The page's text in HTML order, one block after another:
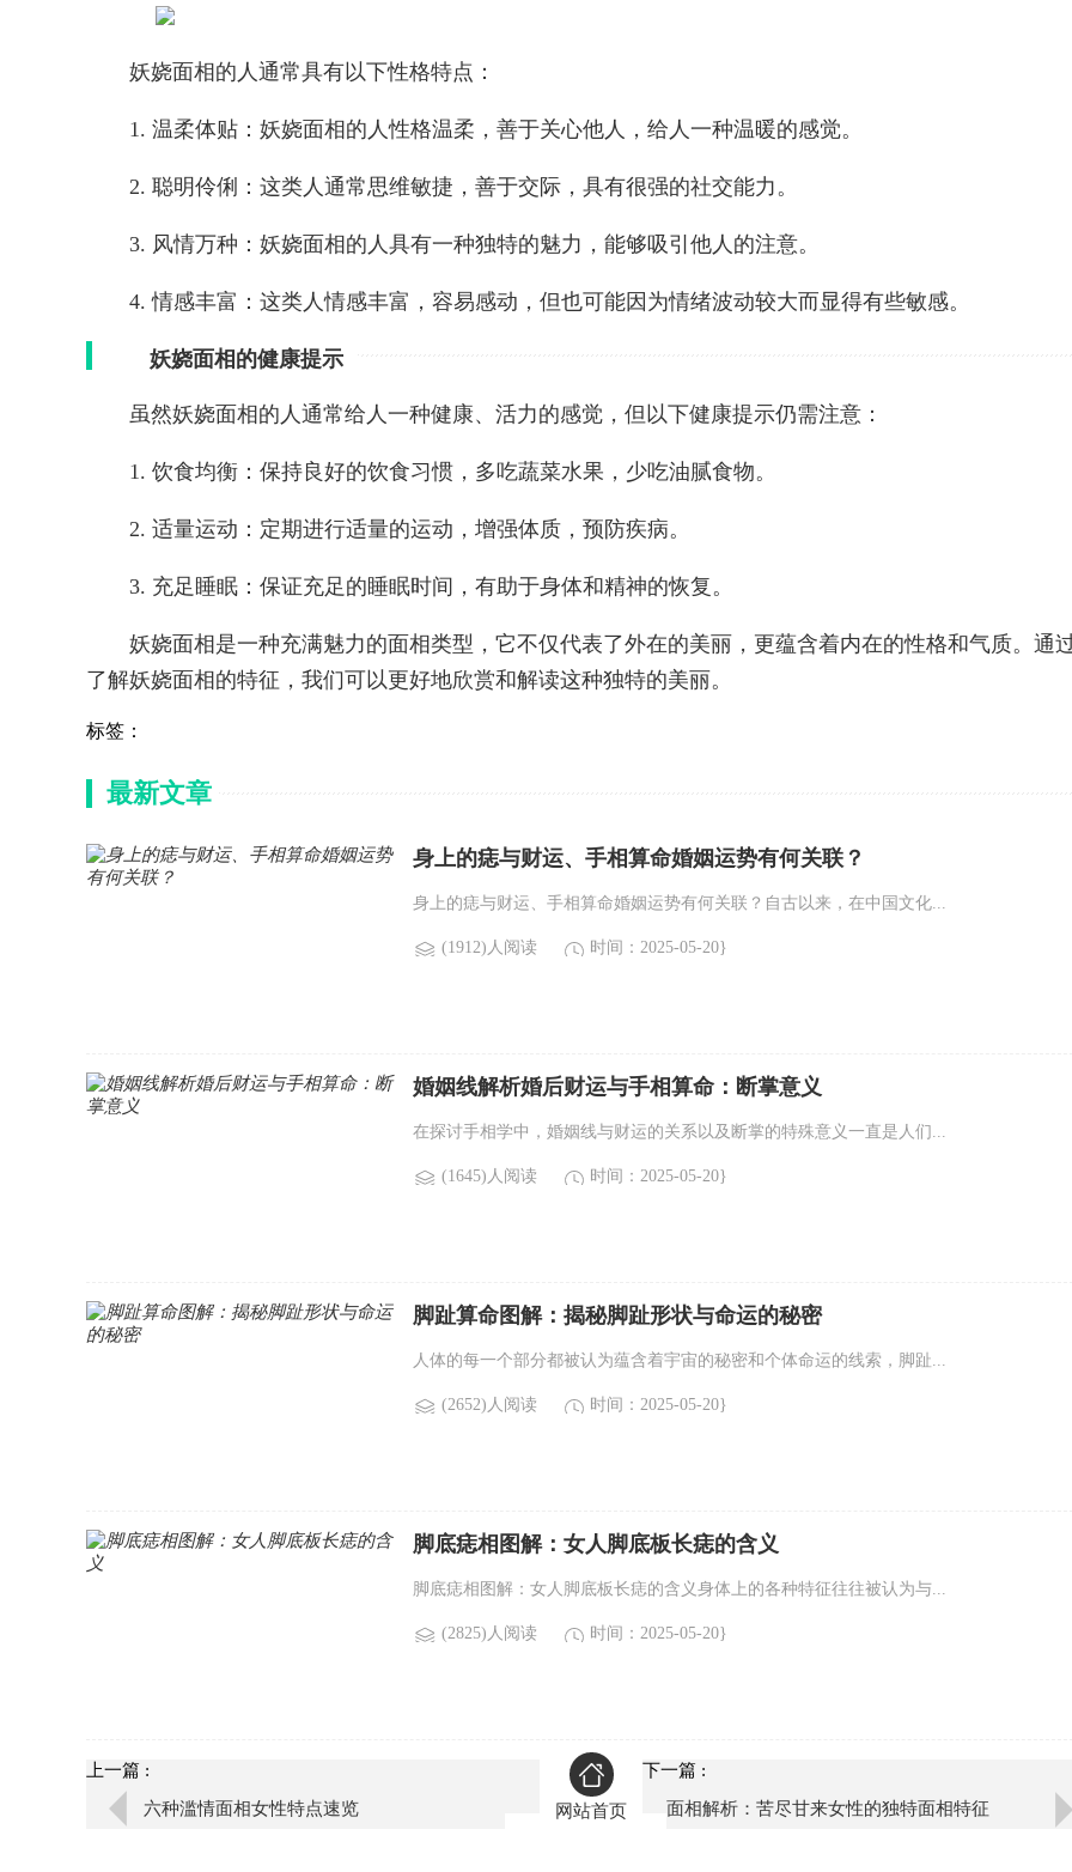
妖娆面相的人通常具有以下性格特点：
1. 温柔体贴：妖娆面相的人性格温柔，善于关心他人，给人一种温暖的感觉。
2. 聪明伶俐：这类人通常思维敏捷，善于交际，具有很强的社交能力。
3. 风情万种：妖娆面相的人具有一种独特的魅力，能够吸引他人的注意。
4. 情感丰富：这类人情感丰富，容易感动，但也可能因为情绪波动较大而显得有些敏感。
妖娆面相的健康提示
虽然妖娆面相的人通常给人一种健康、活力的感觉，但以下健康提示仍需注意：
1. 饮食均衡：保持良好的饮食习惯，多吃蔬菜水果，少吃油腻食物。
2. 适量运动：定期进行适量的运动，增强体质，预防疾病。
3. 充足睡眠：保证充足的睡眠时间，有助于身体和精神的恢复。
妖娆面相是一种充满魅力的面相类型，它不仅代表了外在的美丽，更蕴含着内在的性格和气质。通
了解妖娆面相的特征，我们可以更好地欣赏和解读这种独特的美丽。
标签：
最新文章
身上的痣与财运、手相算命婚姻运势有何关联？
身上的痣与财运、手相算命婚姻运势有何关联？自古以来，在中国文化...
(1912)人阅读 时间：2025-05-20}
婚姻线解析婚后财运与手相算命：断掌意义
在探讨手相学中，婚姻线与财运的关系以及断掌的特殊意义一直是人们...
(1645)人阅读 时间：2025-05-20}
脚趾算命图解：揭秘脚趾形状与命运的秘密
人体的每一个部分都被认为蕴含着宇宙的秘密和个体命运的线索，脚趾...
(2652)人阅读 时间：2025-05-20}
脚底痣相图解：女人脚底板长痣的含义
脚底痣相图解：女人脚底板长痣的含义身体上的各种特征往往被认为与...
(2825)人阅读 时间：2025-05-20}
上一篇 :
六种滥情面相女性特点速览
网站首页
下一篇 :
面相解析：苦尽甘来女性的独特面相特征